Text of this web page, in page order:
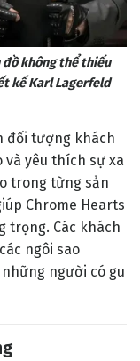
không thể thiếu
kế Karl Lagerfeld
đối tượng khách
yêu thích sự xa
trong từng sản
Chrome Hearts
trọng. Các khách
ngôi sao
người có gu